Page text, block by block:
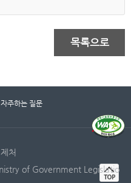
목록으로
자주하는 질문
처
of Government Legislatio